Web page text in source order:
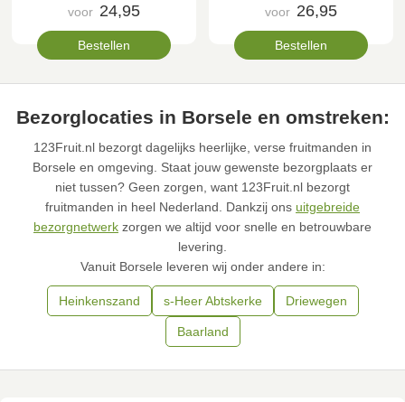
voor 24,95
Bestellen
voor 26,95
Bestellen
Bezorglocaties in Borsele en omstreken:
123Fruit.nl bezorgt dagelijks heerlijke, verse fruitmanden in
Borsele en omgeving. Staat jouw gewenste bezorgplaats er
niet tussen? Geen zorgen, want 123Fruit.nl bezorgt
fruitmanden in heel Nederland. Dankzij ons uitgebreide
bezorgnetwerk zorgen we altijd voor snelle en betrouwbare
levering.
Vanuit Borsele leveren wij onder andere in:
Heinkenszand s-Heer Abtskerke Driewegen
Baarland